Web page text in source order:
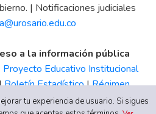
| Notificaciones judiciales
a la información pública
Proyecto Educativo Institucional
Boletín Estadístico|Régimen
|Código de Ética| Canal
tu experiencia de usuario. Si sigues